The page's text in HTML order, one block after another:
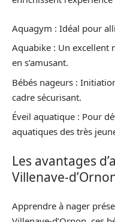
Aquagym : Idéal pour
Aquabike : Un excellent
en s’amusant.
Bébés nageurs :
cadre sécurisant.
Éveil aquatique : Pour
aquatiques des très
Les avantages
Villenave-
Apprendre à nager